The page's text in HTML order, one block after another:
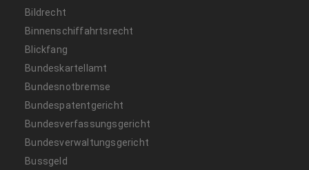
Bildrecht
Binnenschiffahrtsrecht
Blickfang
Bundeskartellamt
Bundesnotbremse
Bundespatentgericht
Bundesverfassungsgericht
Bundesverwaltungsgericht
Bussgeld